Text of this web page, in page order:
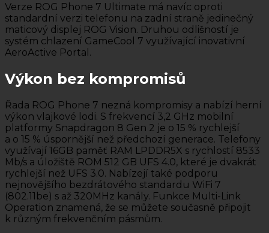
Verze ROG Phone 7 Ultimate má navíc oproti
standardní verzi telefonu na zadní straně jedinečný
maticový displej ROG Vision. Druhou odlišností je
systém chlazení GameCool 7 využívající inovativní
AeroActive Portal.
Výkon bez kompromisů
Řada ROG Phone 7 nezná kompromisy a nabízí herní
výkon vlajkové lodi. S frekvencí 3,2 GHz mobilní
platformy Snapdragon 8 Gen 2 je o 15 % rychlejší
a o 15 % úspornější než předchozí generace. Telefony
využívají 16GB paměť RAM LPDDR5X s rychlostí 8533
Mb/s a úložiště ROM 512 GB UFS 4.0, které je dvakrát
rychlejší než UFS 3.0. Nabízejí také podporu
nejnovějšího bezdrátového standardu WiFi 7
(802.11be) s až 320MHz kanály. Funkce Multi-Link
Operation znamená, že se můžete současně připojit
k různým frekvenčním pásmům.